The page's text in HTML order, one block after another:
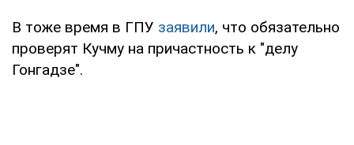
В тоже время в ГПУ заявили, что обязательно
проверят Кучму на причастность к "делу
Гонгадзе".